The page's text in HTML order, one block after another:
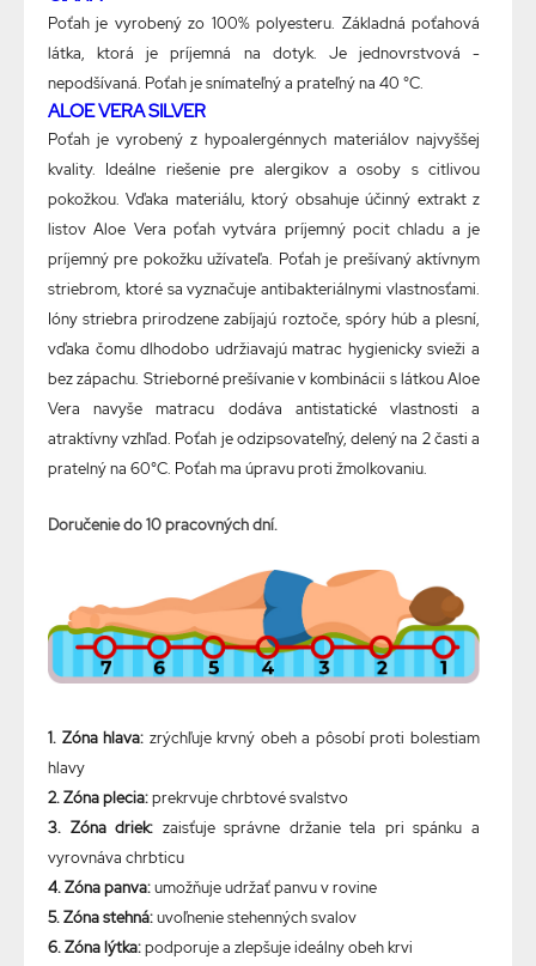
Poťah je vyrobený zo 100% polyesteru. Základná poťahová
látka, ktorá je príjemná na dotyk. Je jednovrstvová -
nepodšívaná. Poťah je snímateľný a prateľný na 40 °C.
ALOE VERA SILVER
Poťah je vyrobený z hypoalergénnych materiálov najvyššej
kvality. Ideálne riešenie pre alergikov a osoby s citlivou
pokožkou. Vďaka materiálu, ktorý obsahuje účinný extrakt z
listov Aloe Vera poťah vytvára príjemný pocit chladu a je
príjemný pre pokožku užívateľa. Poťah je prešívaný aktívnym
striebrom, ktoré sa vyznačuje antibakteriálnymi vlastnosťami.
Ióny striebra prirodzene zabíjajú roztoče, spóry húb a plesní,
vďaka čomu dlhodobo udržiavajú matrac hygienicky svieži a
bez zápachu. Strieborné prešívanie v kombinácii s látkou Aloe
Vera navyše matracu dodáva antistatické vlastnosti a
atraktívny vzhľad. Poťah je odzipsovateľný, delený na 2 časti a
pratelný na 60°C. Poťah ma úpravu proti žmolkovaniu.
Doručenie do 10 pracovných dní.
1. Zóna hlava: zrýchľuje krvný obeh a pôsobí proti bolestiam
hlavy
2. Zóna plecia:prekrvuje chrbtové svalstvo
3. Zóna driek: zaisťuje správne držanie tela pri spánku a
vyrovnáva chrbticu
4. Zóna panva:umožňuje udržať panvu v rovine
5. Zóna stehná:uvoľnenie stehenných svalov
6. Zóna lýtka:podporuje a zlepšuje ideálny obeh krvi